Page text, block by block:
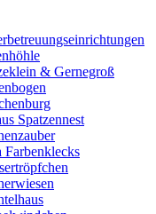
& Gernegroß
Spatzennest